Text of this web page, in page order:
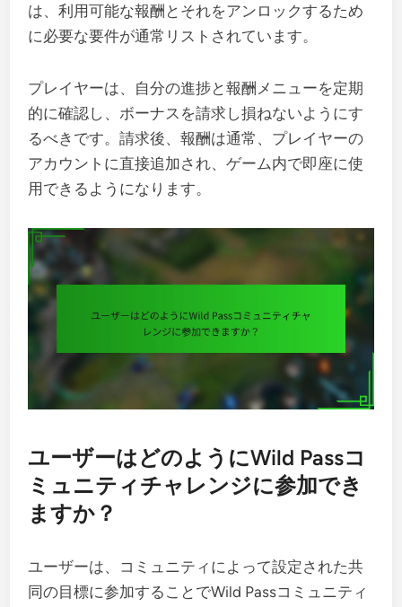
は、利用可能な報酬とそれをアンロックするため
に必要な要件が通常リストされています。
プレイヤーは、自分の進捗と報酬メニューを定期
的に確認し、ボーナスを請求し損ねないようにす
るべきです。請求後、報酬は通常、プレイヤーの
アカウントに直接追加され、ゲーム内で即座に使
用できるようになります。
ユーザーはどのようにWild Passコ
ミュニティチャレンジに参加でき
ますか？
ユーザーは、コミュニティによって設定された共
同の目標に参加することでWild Passコミュニティ